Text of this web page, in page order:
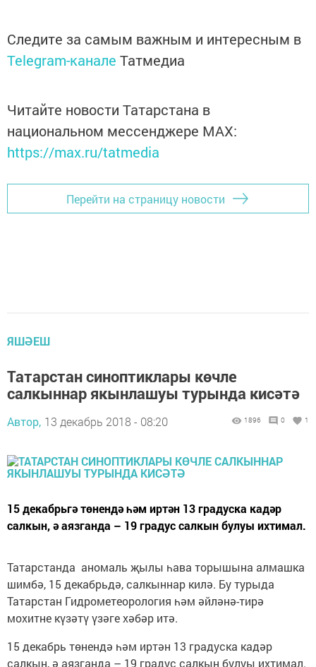
Следите за самым важным и интересным в
Telegram-канале Татмедиа
Читайте новости Татарстана в
национальном мессенджере MАХ:
https://max.ru/tatmedia
Перейти на страницу новости
ЯШӘЕШ
Татарстан синоптиклары көчле
салкыннар якынлашуы турында кисәтә
Автор, 13 декабрь 2018 - 08:20 1896 0 1
15 декабрьгә төнендә һәм иртән 13 градуска кадәр
салкын, ә аязганда – 19 градус салкын булуы ихтимал.
Татарстанда аномаль җылы һава торышына алмашка
шимбә, 15 декабрьдә, салкыннар килә. Бу турыда
Татарстан Гидрометеорология һәм әйләнә-тирә
мохитне күзәтү үзәге хәбәр итә.
15 декабрь төнендә һәм иртән 13 градуска кадәр
салкын, ә аязганда – 19 градус салкын булуы ихтимал.